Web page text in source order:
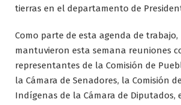
tierras en el departamento de
Como parte de esta agenda de
mantuvieron esta semana reuniones
representantes de la Comisión de
la Cámara de Senadores, la Comisión
Indígenas de la Cámara de